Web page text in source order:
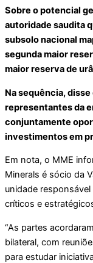
Sobre o potencial
autoridade saudita
subsolo nacional
segunda maior
maior reserva de
Na sequência,
representantes da
conjuntamente
investimentos em
Em nota, o MME
Minerals é sócio da
unidade
críticos e
“As partes
bilateral, com
para estudar